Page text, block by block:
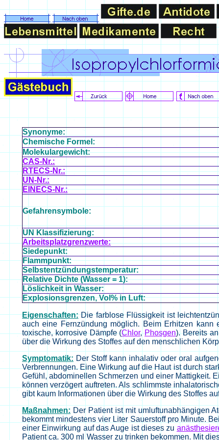
Synonyme:
Chemische Formel:
Molekulargewicht:
CAS-Nr.:
RTECS-Nr.:
UN-Nr.:
EINECS-Nr.:
Gefahrensymbole:
UN Klassifizierung:
Arbeitsplatzgrenzwerte:
Siedepunkt:
Flammpunkt:
Selbstentzündungstemperatur:
Relative Dichte (Wasser = 1):
Löslichkeit in Wasser:
Explosionsgrenzen, Vol% in Luft:
Eigenschaften:Die farblose Flüssigkeit ist
auch eine Fernzündung möglich. Beim Erhitzen
toxische, korrosive Dämpfe (Chlor,Phosgen). Bereits
über die Wirkung des Stoffes auf den menschlichen
Symptomatik: Der Stoff kann inhalativ oder oral
Verbrennungen. Eine Wirkung auf die Haut ist durch
Gefühl, abdominellen Schmerzen und einer Mattigkeit.
können verzögert auftreten. Als schlimmste
gibt kaum Informationen über die Wirkung des Stoffes
Maßnahmen: Der Patient ist mit umluftunabhängigen
bekommt mindestens vier Liter Sauerstoff pro Minute.
einer Einwirkung auf das Auge ist dieses zu
Patient ca. 300 ml Wasser zu trinken bekommen. Mit